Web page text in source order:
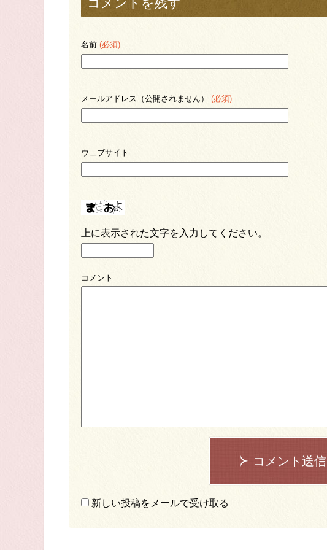
コメントを残す
名前 (必須)
メールアドレス（公開されません） (必須)
ウェブサイト
上に表示された文字を入力してください。
コメント
コメント送信
新しい投稿をメールで受け取る